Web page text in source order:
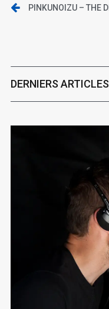
DERNIERS ARTICLES